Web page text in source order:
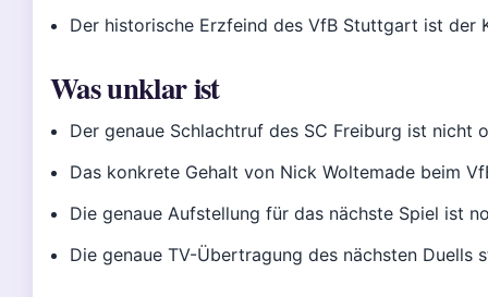
Der historische Erzfeind des VfB Stuttgart ist der
Was unklar ist
Der genaue Schlachtruf des SC Freiburg ist nicht
Das konkrete Gehalt von Nick Woltemade beim
Die genaue Aufstellung für das nächste Spiel ist
Die genaue TV-Übertragung des nächsten Duells